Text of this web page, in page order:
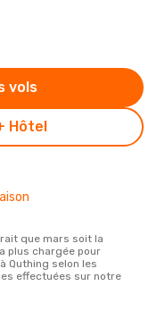
Hôtel
vols
plus chargée pour
Quthing selon les
effectuées sur notre